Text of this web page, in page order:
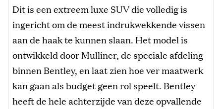
Dit is een extreem luxe SUV die volledig is
ingericht om de meest indrukwekkende vissen
aan de haak te kunnen slaan. Het model is
ontwikkeld door Mulliner, de speciale afdeling
binnen Bentley, en laat zien hoe ver maatwerk
kan gaan als budget geen rol speelt. Bentley
heeft de hele achterzijde van deze opvallende